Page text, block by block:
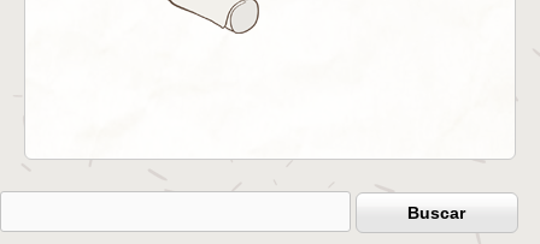
Formulario de búsqueda